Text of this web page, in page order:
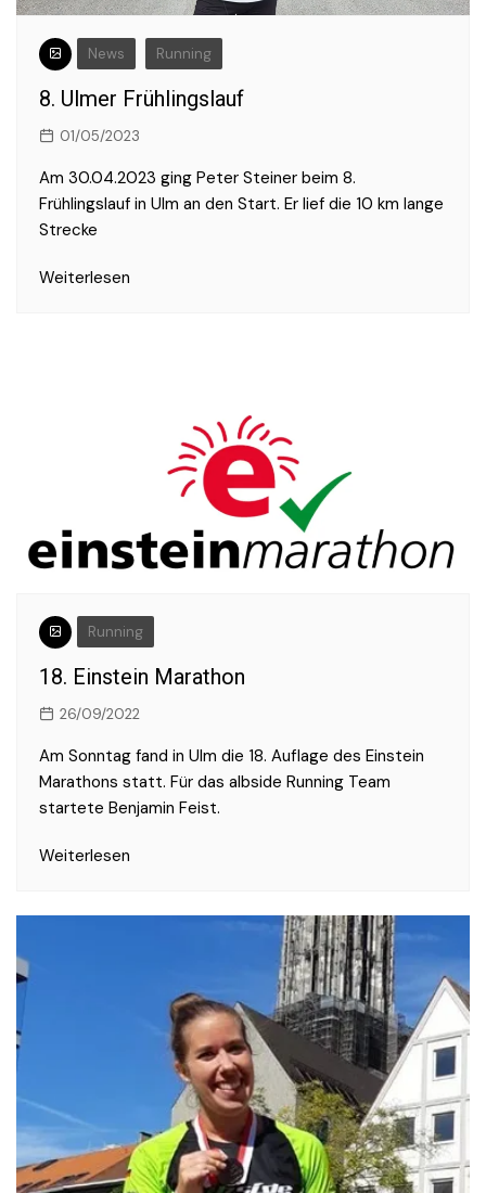
News Running
8. Ulmer Frühlingslauf
01/05/2023
Am 30.04.2023 ging Peter Steiner beim 8.
Frühlingslauf in Ulm an den Start. Er lief die 10 km lange
Strecke
Weiterlesen
Running
18. Einstein Marathon
26/09/2022
Am Sonntag fand in Ulm die 18. Auflage des Einstein
Marathons statt. Für das albside Running Team
startete Benjamin Feist.
Weiterlesen